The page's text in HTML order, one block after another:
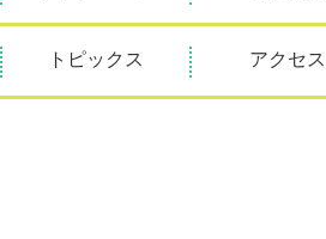
トピックス アクセス